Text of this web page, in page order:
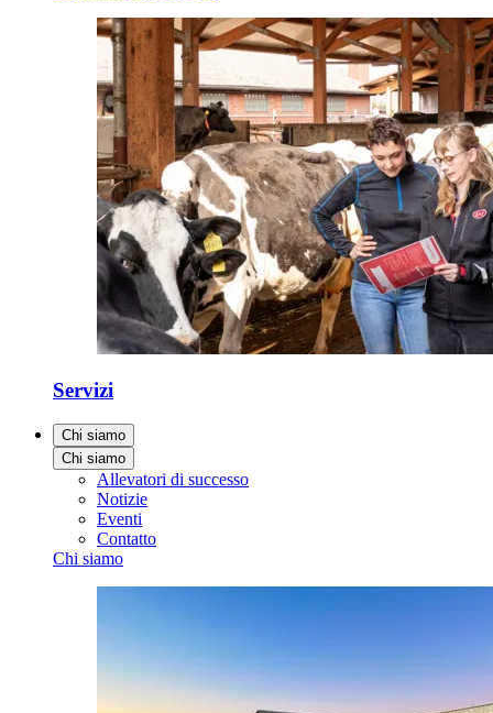
Servizi
Chi siamo
Chi siamo
Allevatori di successo
Notizie
Eventi
Contatto
Chi siamo